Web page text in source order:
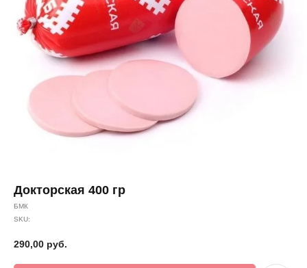
Докторская 400 гр
БМК
SKU:
290,00 руб.